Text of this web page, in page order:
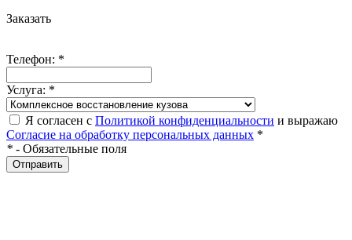
Заказать
Телефон: *
Услуга: *
Я согласен с Политикой конфиденциальности и выражаю
Согласие на обработку персональных данных *
* - Обязательные поля
Отправить